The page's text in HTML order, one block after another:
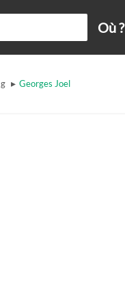
Où ?
g ▸ Georges Joel